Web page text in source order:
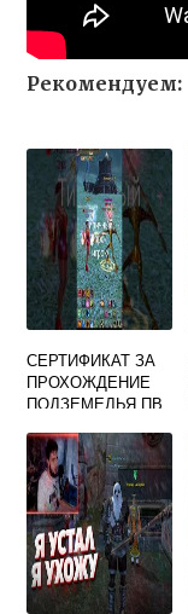
Рекомендуем:
СЕРТИФИКАТ ЗА
ПРОХОЖДЕНИЕ
ПОДЗЕМЕЛЬЯ ПВ